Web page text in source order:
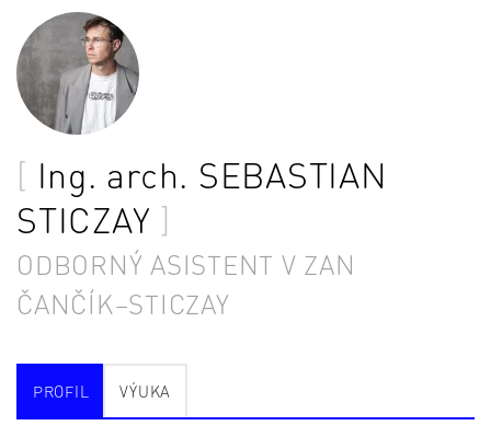
Ing. arch. SEBASTIAN
STICZAY
ODBORNÝ ASISTENT V ZAN
ČANČÍK–STICZAY
PROFIL VÝUKA